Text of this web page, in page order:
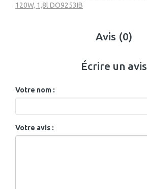
120W, 1,8l DO9253IB
Avis (0)
Écrire un avis
Votre nom :
Votre avis :